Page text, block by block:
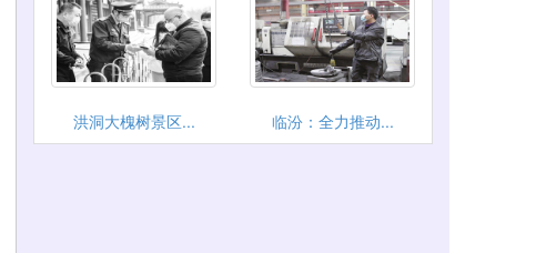
洪洞大槐树景区... 临汾：全力推动...